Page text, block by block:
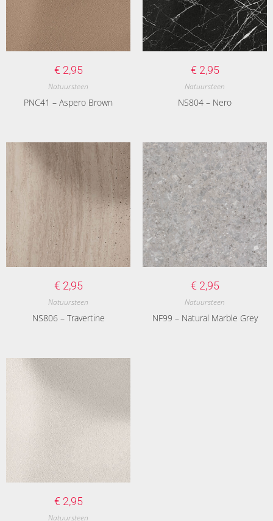
€ 2,95
Natuursteen
PNC41 – Aspero Brown
€ 2,95
Natuursteen
NS804 – Nero
€ 2,95
Natuursteen
NS806 – Travertine
€ 2,95
Natuursteen
NF99 – Natural Marble Grey
€ 2,95
Natuursteen